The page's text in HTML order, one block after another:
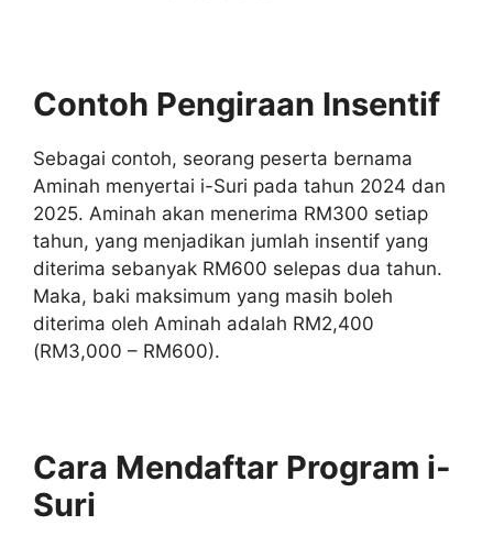
Contoh Pengiraan Insentif
Sebagai contoh, seorang peserta bernama
Aminah menyertai i-Suri pada tahun 2024 dan
2025. Aminah akan menerima RM300 setiap
tahun, yang menjadikan jumlah insentif yang
diterima sebanyak RM600 selepas dua tahun.
Maka, baki maksimum yang masih boleh
diterima oleh Aminah adalah RM2,400
(RM3,000 – RM600).
Cara Mendaftar Program i-
Suri